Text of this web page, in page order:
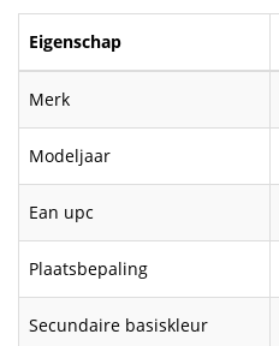
Eigenschap
Merk
Modeljaar
Ean upc
Plaatsbepaling
Secundaire basiskleur